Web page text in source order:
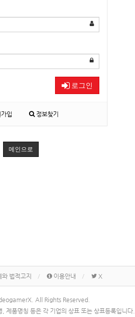
로그인
입 정보찾기
메인으로
법적고지 이용안내 X
All Rights Reserved.
제품명칭 등은 각 기업의 상표 또는 상표등록입니다.